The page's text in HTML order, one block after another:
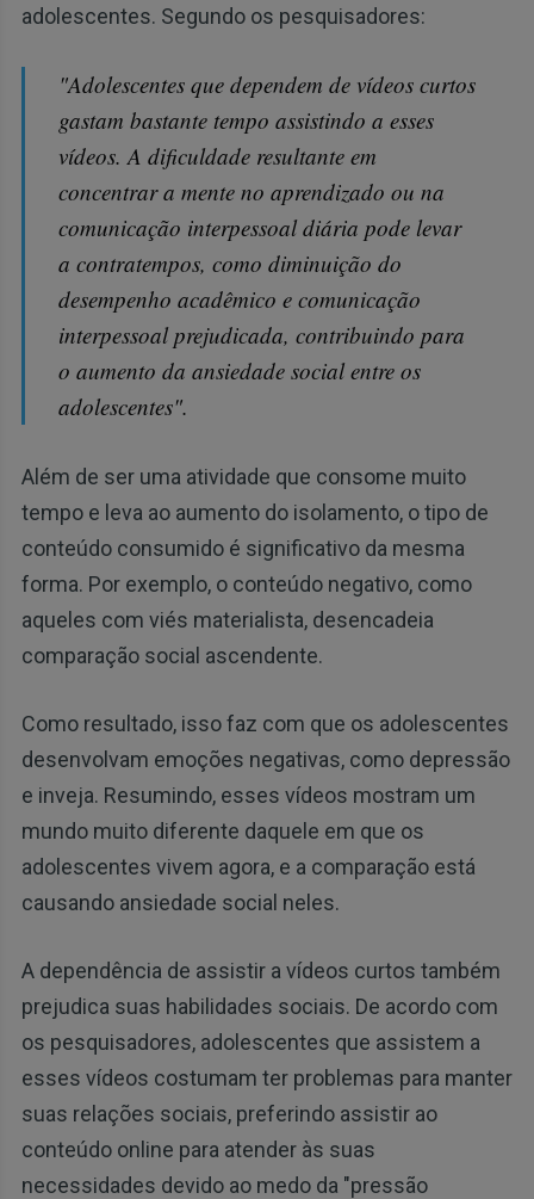
adolescentes. Segundo os pesquisadores:
"Adolescentes que dependem de vídeos curtos
gastam bastante tempo assistindo a esses
vídeos. A dificuldade resultante em
concentrar a mente no aprendizado ou na
comunicação interpessoal diária pode levar
a contratempos, como diminuição do
desempenho acadêmico e comunicação
interpessoal prejudicada, contribuindo para
o aumento da ansiedade social entre os
adolescentes".
Além de ser uma atividade que consome muito
tempo e leva ao aumento do isolamento, o tipo de
conteúdo consumido é significativo da mesma
forma. Por exemplo, o conteúdo negativo, como
aqueles com viés materialista, desencadeia
comparação social ascendente.
Como resultado, isso faz com que os adolescentes
desenvolvam emoções negativas, como depressão
e inveja. Resumindo, esses vídeos mostram um
mundo muito diferente daquele em que os
adolescentes vivem agora, e a comparação está
causando ansiedade social neles.
A dependência de assistir a vídeos curtos também
prejudica suas habilidades sociais. De acordo com
os pesquisadores, adolescentes que assistem a
esses vídeos costumam ter problemas para manter
suas relações sociais, preferindo assistir ao
conteúdo online para atender às suas
necessidades devido ao medo da "pressão